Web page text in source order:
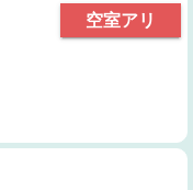
空室アリ